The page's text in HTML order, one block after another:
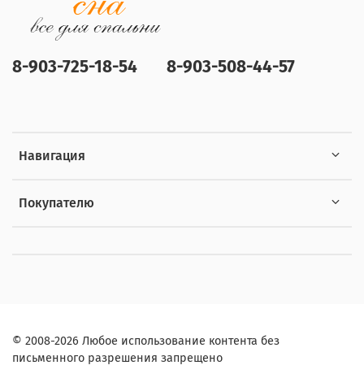
Навигация
Покупателю
8-903-725-18-54 8-903-508-44-57
© 2008-2026 Любое использование контента без
письменного разрешения запрещено